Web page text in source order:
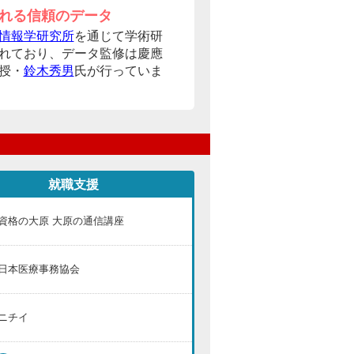
る信頼のデータ
報学研究所を通じて学術研
ており、データ監修は慶應
・ 鈴木秀男 氏が行っていま
就職支援
格の大原 大原の通信講座
日本医療事務協会
ニチイ